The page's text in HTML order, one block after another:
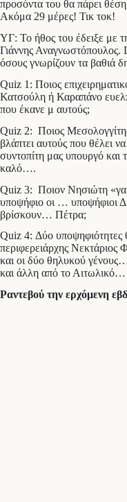
προσόντα του θα πάρει
Ακόμα 29 μέρες! Τικ τοκ!
ΥΓ: Το ήθος του έδειξε με
Γιάννης Αναγνωστόπουλος.
όσους γνωρίζουν τα βαθιά
Quiz 1: Ποιος
Κατσούλη ή Καραπάνο
που έκανε μ αυτούς;
Quiz 2: Ποιος
βλάπτει αυτούς που θέλει
συντοπίτη μας υπουργό και
καλό….
Quiz 3: Ποιον Νησιώτη
υποψήφιο οι … υποψήφιοι
βρίσκουν… Πέτρα;
Quiz 4: Δύο υποψηφιότητες
περιφερειάρχης
και οι δύο θηλυκού
και άλλη από το Αιτωλικό…
Ραντεβού την ερχόμενη